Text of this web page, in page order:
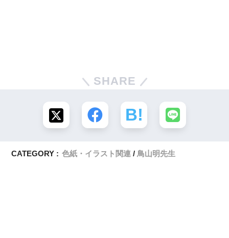
SHARE
CATEGORY : 色紙・イラスト関連 鳥山明先生